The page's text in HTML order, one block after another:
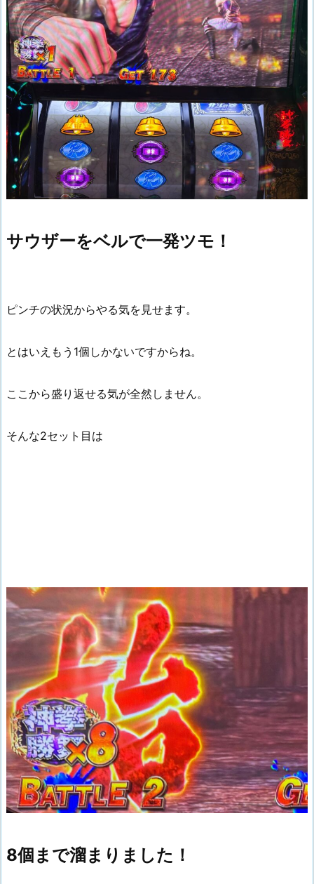
サウザーをベルで一発ツモ！
ピンチの状況からやる気を見せます。
とはいえもう1個しかないですからね。
ここから盛り返せる気が全然しません。
そんな2セット目は
8個まで溜まりました！